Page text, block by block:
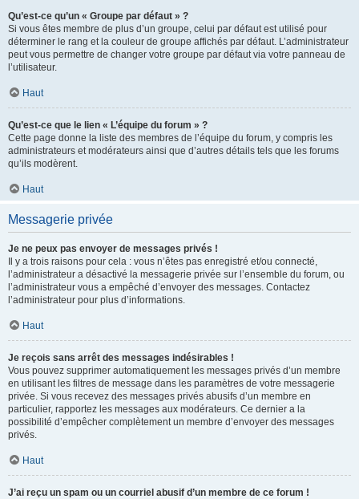
Qu’est-ce qu’un « Groupe par défaut » ?
Si vous êtes membre de plus d’un groupe, celui par défaut est utilisé pour
déterminer le rang et la couleur de groupe affichés par défaut. L’administrateur
peut vous permettre de changer votre groupe par défaut via votre panneau de
l’utilisateur.
Haut
Qu’est-ce que le lien « L’équipe du forum » ?
Cette page donne la liste des membres de l’équipe du forum, y compris les
administrateurs et modérateurs ainsi que d’autres détails tels que les forums
qu’ils modèrent.
Haut
Messagerie privée
Je ne peux pas envoyer de messages privés !
Il y a trois raisons pour cela : vous n’êtes pas enregistré et/ou connecté,
l’administrateur a désactivé la messagerie privée sur l’ensemble du forum, ou
l’administrateur vous a empêché d’envoyer des messages. Contactez
l’administrateur pour plus d’informations.
Haut
Je reçois sans arrêt des messages indésirables !
Vous pouvez supprimer automatiquement les messages privés d’un membre
en utilisant les filtres de message dans les paramètres de votre messagerie
privée. Si vous recevez des messages privés abusifs d’un membre en
particulier, rapportez les messages aux modérateurs. Ce dernier a la
possibilité d’empêcher complètement un membre d’envoyer des messages
privés.
Haut
J’ai reçu un spam ou un courriel abusif d’un membre de ce forum !